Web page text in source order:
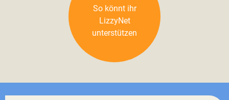
So könnt ihr
LizzyNet
unterstützen